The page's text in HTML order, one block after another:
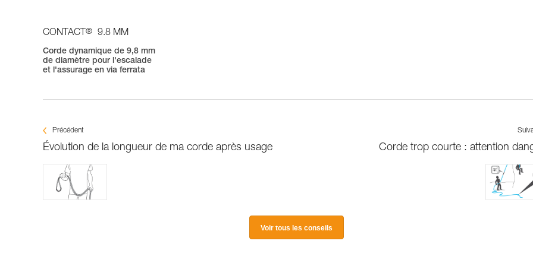
CONTACT ® 9.8 MM
Corde dynamique de 9,8 mm
de diamètre pour l'escalade
et l'assurage en via ferrata
Précédent
Évolution de la longueur de ma corde après usage Corde trop courte : attention
Voir tous les conseils